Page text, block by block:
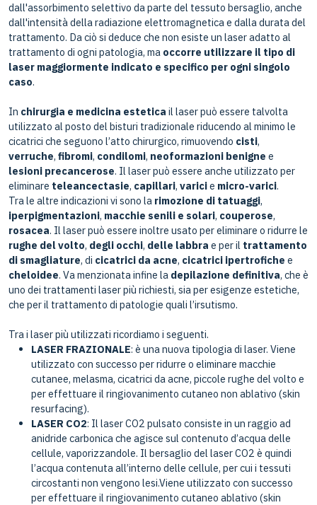
dall'assorbimento selettivo da parte del tessuto bersaglio, anche
dall'intensità della radiazione elettromagnetica e dalla durata del
trattamento. Da ciò si deduce che non esiste un laser adatto al
trattamento di ogni patologia, ma occorre utilizzare il tipo di
laser maggiormente indicato e specifico per ogni singolo
caso.
In chirurgia e medicina estetica il laser può essere talvolta
utilizzato al posto del bisturi tradizionale riducendo al minimo le
cicatrici che seguono l’atto chirurgico, rimuovendo cisti,
verruche, fibromi, condilomi, neoformazioni benigne e
lesioni precancerose. Il laser può essere anche utilizzato per
eliminare teleancectasie, capillari, varicie micro-varici.
Tra le altre indicazioni vi sono la rimozione di tatuaggi,
iperpigmentazioni, macchie senili e solari, couperose,
rosacea. Il laser può essere inoltre usato per eliminare o ridurre le
rughe del volto, degli occhi, delle labbra e per il trattamento
di smagliature, di cicatrici da acne, cicatrici ipertrofiche e
cheloidee. Va menzionata infine la depilazione definitiva, che è
uno dei trattamenti laser più richiesti, sia per esigenze estetiche,
che per il trattamento di patologie quali l’irsutismo.
Tra i laser più utilizzati ricordiamo i seguenti.
LASER FRAZIONALE: è una nuova tipologia di laser. Viene
utilizzato con successo per ridurre o eliminare macchie
cutanee, melasma, cicatrici da acne, piccole rughe del volto e
per effettuare il ringiovanimento cutaneo non ablativo (skin
resurfacing).
LASER CO2: Il laser CO2 pulsato consiste in un raggio ad
anidride carbonica che agisce sul contenuto d’acqua delle
cellule, vaporizzandole. Il bersaglio del laser CO2 è quindi
l’acqua contenuta all’interno delle cellule, per cui i tessuti
circostanti non vengono lesi.Viene utilizzato con successo
per effettuare il ringiovanimento cutaneo ablativo (skin